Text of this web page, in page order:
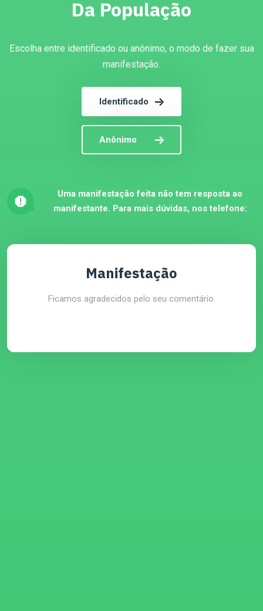
Da População
Escolha entre identificado ou anônimo, o modo de fazer sua
manifestação.
Identificado
Anônimo
Uma manifestação feita não tem resposta ao
manifestante. Para mais dúvidas, nos telefone:
Manifestação
Ficamos agradecidos pelo seu comentário.